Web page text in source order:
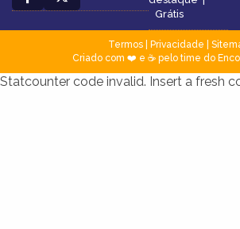
Grátis
Termos| Privacidade
Criado com ❤️ e ☕ pelo time do
Statcounter code invalid. Insert a fresh